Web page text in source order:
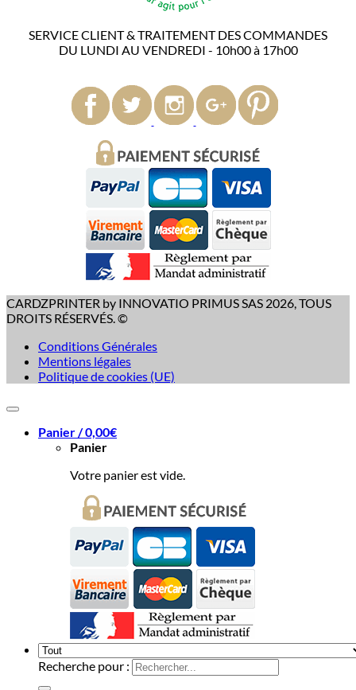
SERVICE CLIENT & TRAITEMENT DES COMMANDES
DU LUNDI AU VENDREDI - 10h00 à 17h00
CARDZPRINTER by INNOVATIO PRIMUS SAS 2026, TOUS
DROITS RÉSERVÉS. ©
Conditions Générales
Mentions légales
Politique de cookies (UE)
Panier /0,00€
Panier
Votre panier est vide.
Recherche pour :